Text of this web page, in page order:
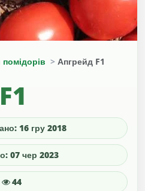
Апгрейд F1
16 гру 2018
07 чер 2023
44